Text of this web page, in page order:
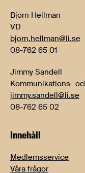
Björn Hellman
VD
bjorn.hellman@li.se
08-762 65 01
Jimmy Sandell
Kommunikations-
jimmy.sandell@li.se
08-762 65 02
Innehåll
Medlemsservice
Våra frågor